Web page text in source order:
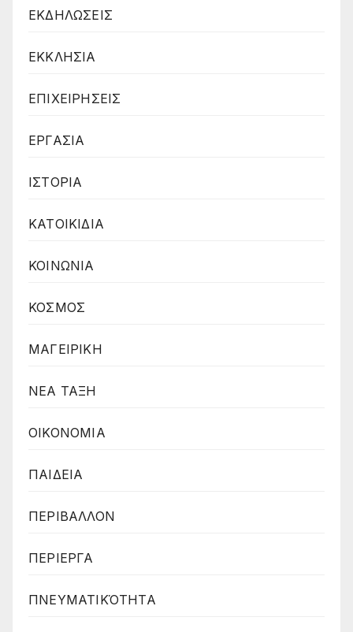
ΕΚΔΗΛΩΣΕΙΣ
ΕΚΚΛΗΣΙΑ
ΕΠΙΧΕΙΡΗΣΕΙΣ
ΕΡΓΑΣΙΑ
ΙΣΤΟΡΙΑ
ΚΑΤΟΙΚΙΔΙΑ
ΚΟΙΝΩΝΙΑ
ΚΟΣΜΟΣ
ΜΑΓΕΙΡΙΚΗ
ΝΕΑ ΤΑΞΗ
ΟΙΚΟΝΟΜΙΑ
ΠΑΙΔΕΙΑ
ΠΕΡΙΒΑΛΛΟΝ
ΠΕΡΙΕΡΓΑ
ΠΝΕΥΜΑΤΙΚΌΤΗΤΑ